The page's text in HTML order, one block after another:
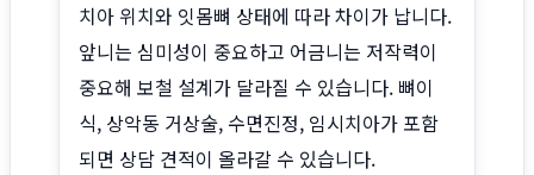
치아 위치와 잇몸뼈 상태에 따라 차이가 납니다.
앞니는 심미성이 중요하고 어금니는 저작력이
중요해 보철 설계가 달라질 수 있습니다. 뼈이
식, 상악동 거상술, 수면진정, 임시치아가 포함
되면 상담 견적이 올라갈 수 있습니다.